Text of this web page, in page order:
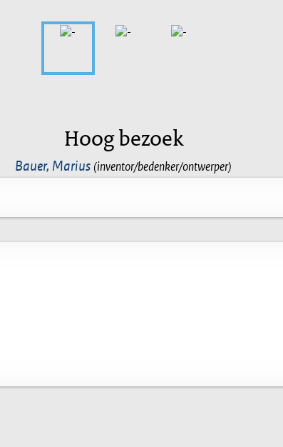
Hoog bezoek
Bauer, Marius (inventor/bedenker/ontwerper)